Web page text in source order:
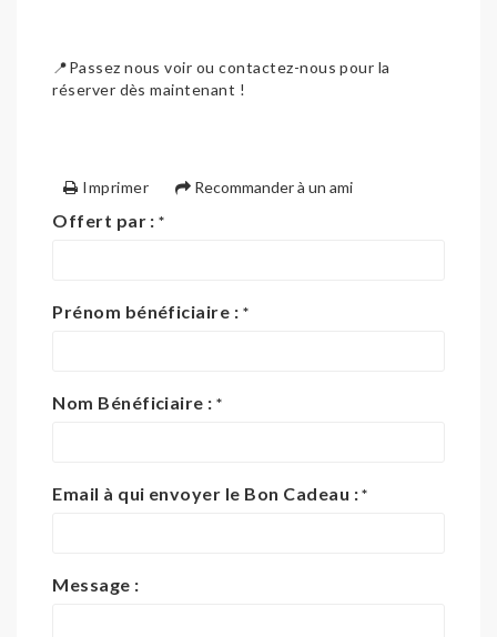
📍Passez nous voir ou contactez-nous pour la
réserver dès maintenant !
Imprimer Recommander à un ami
Offert par :*
Prénom bénéficiaire : *
Nom Bénéficiaire :*
Email à qui envoyer le Bon Cadeau :*
Message :